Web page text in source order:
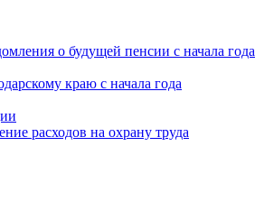
о будущей пенсии с начала года
краю с начала года
расходов на охрану труда